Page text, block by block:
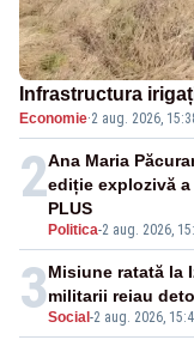
Infrastructura
Economie·2 aug. 2026,
2
Politica-2 aug. 2026,
Ana Maria
ediție explozivă
PLUS
3Social -2 aug. 2026,
Misiune ratată la
militarii reiau